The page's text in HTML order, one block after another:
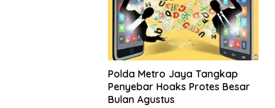
Polda Metro Jaya Tangkap
Penyebar Hoaks Protes Besar
Bulan Agustus